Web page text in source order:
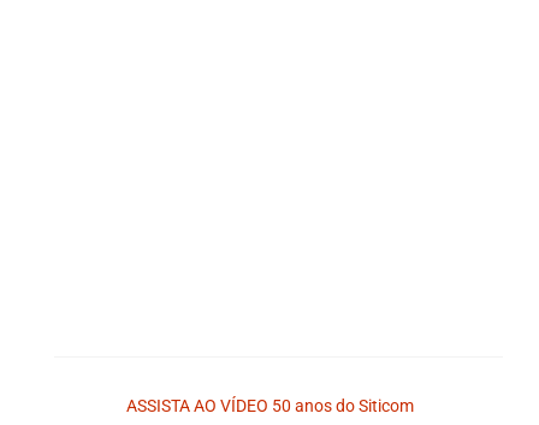
ASSISTA AO VÍDEO 50 anos do Siticom